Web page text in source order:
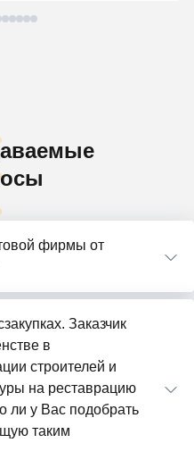
фирмы от
Заказчик
в
строителей и
на реставрацию
ли у Вас подобрать
таким